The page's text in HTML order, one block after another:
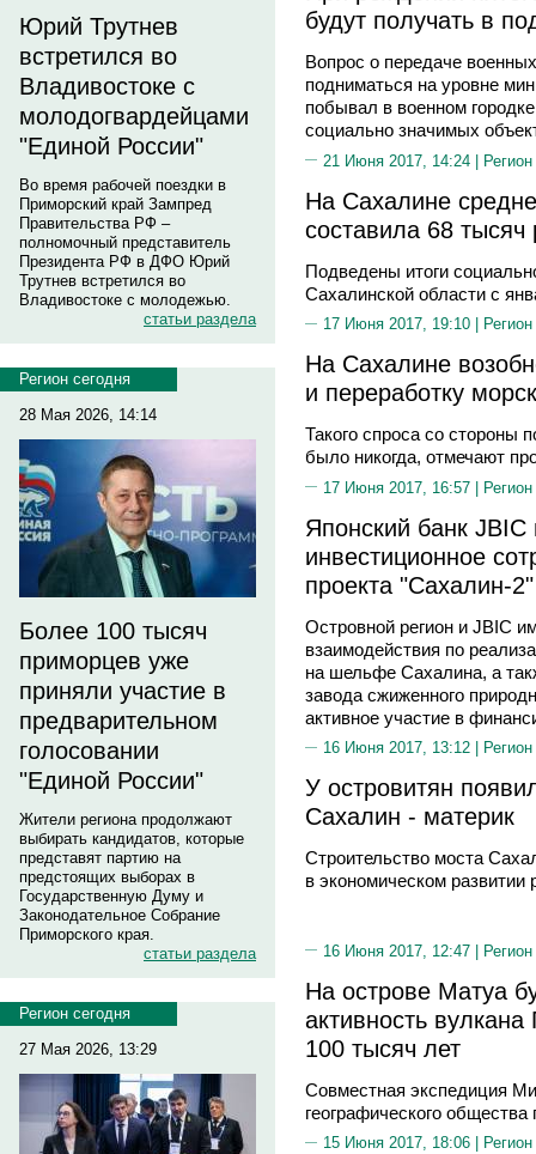
Юрий Трутнев
встретился во
Владивостоке с
молодогвардейцами
"Единой России"
Во время рабочей поездки в
Приморский край Зампред
Правительства РФ –
полномочный представитель
Президента РФ в ДФО Юрий
Трутнев встретился во
Владивостоке с молодежью.
статьи раздела
Регион сегодня
28 Мая 2026, 14:14
Более 100 тысяч
приморцев уже
приняли участие в
предварительном
голосовании
"Единой России"
Жители региона продолжают
выбирать кандидатов, которые
представят партию на
предстоящих выборах в
Государственную Думу и
Законодательное Собрание
Приморского края.
статьи раздела
Регион сегодня
27 Мая 2026, 13:29
будут получать в
Вопрос о передаче
подниматься на уровне
побывал в военном
социально значимых
21 Июня 2017, 14:24 |
На Сахалине
составила 68 тысяч
Подведены итоги
Сахалинской области с
17 Июня 2017, 19:10 |
На Сахалине
и переработку
Такого спроса со стороны
было никогда, отмечают
17 Июня 2017, 16:57 |
Японский банк JBIC
инвестиционное
проекта "Сахалин-2"
Островной регион и JBIC
взаимодействия по
на шельфе Сахалина, а
завода сжиженного
активное участие в
16 Июня 2017, 13:12 |
У островитян
Сахалин - материк
Строительство моста
в экономическом развитии
16 Июня 2017, 12:47 |
На острове Матуа
активность
100 тысяч лет
Совместная экспедиция
географического
15 Июня 2017, 18:06 |